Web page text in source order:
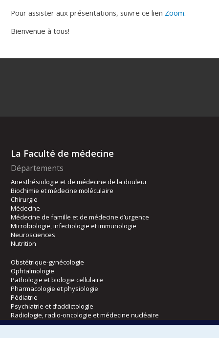
Pour assister aux présentations, suivre ce lien Zoom.
Bienvenue à tous!
La Faculté de médecine
Départements
Anesthésiologie et de médecine de la douleur
Biochimie et médecine moléculaire
Chirurgie
Médecine
Médecine de famille et de médecine d’urgence
Microbiologie, infectiologie et immunologie
Neurosciences
Nutrition
Obstétrique-gynécologie
Ophtalmologie
Pathologie et biologie cellulaire
Pharmacologie et physiologie
Pédiatrie
Psychiatrie et d’addictologie
Radiologie, radio-oncologie et médecine nucléaire